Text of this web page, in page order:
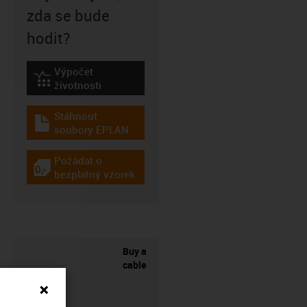
zda se bude
hodit?
igus-icon-lebensdauerrechner
Výpočet
životnosti
igus-icon-download-plan
Stáhnout
soubory EPLAN
igus-icon-gratismuster
Požádat o
bezplatný vzorek
Buy a
cable